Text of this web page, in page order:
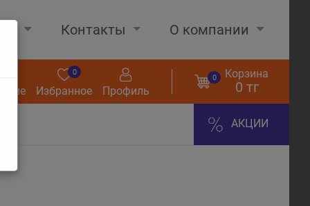
Контакты О компании
Избранное
0
Профиль
0 Корзина
0 тг
АКЦИИ